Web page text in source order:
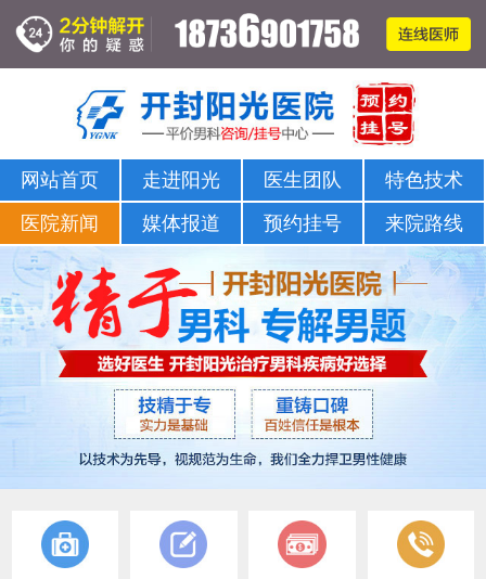
网站首页 走进阳光 医生团队
特色技术
医院新闻
媒体报道 预约挂号 来院路线